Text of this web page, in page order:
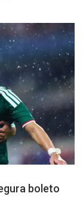
boleto